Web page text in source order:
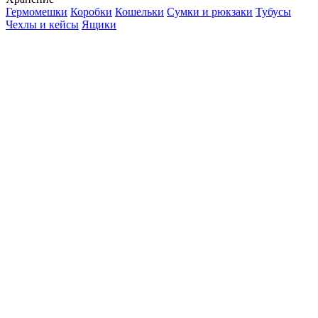
Гермомешки Коробки Кошельки Сумки и рюкзаки Тубусы
Чехлы и кейсы Ящики